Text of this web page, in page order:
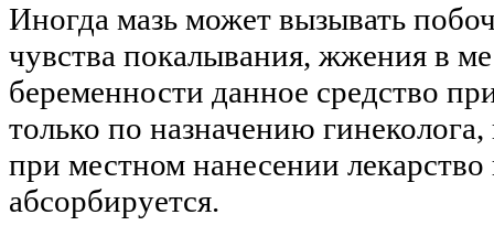
Иногда мазь может вызывать
чувства покалывания, жжения в
беременности данное средство
только по назначению
при местном нанесении лекарство
абсорбируется.